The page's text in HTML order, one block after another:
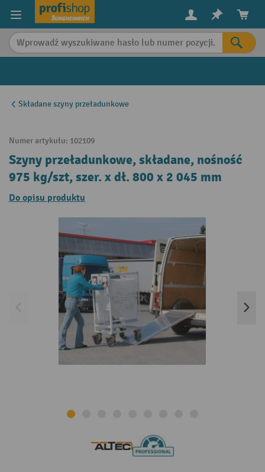
content
Składane szyny przeładunkowe
Numer artykułu: 102109
Szyny przeładunkowe, składane, nośność
975 kg/szt, szer. x dł. 800 x 2 045 mm
Do opisu produktu